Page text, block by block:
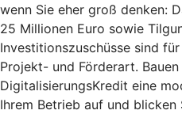
wenn Sie eher groß denken:
25 Millionen Euro sowie
Investitionszuschüsse sind
Projekt- und Förderart.
DigitalisierungsKredit eine
Ihrem Betrieb auf und